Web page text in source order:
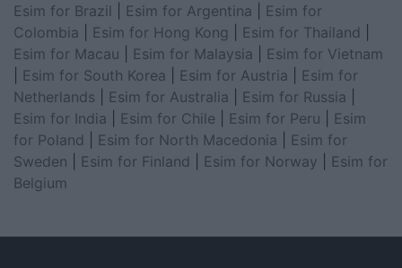
Esim for Brazil
Esim for Argentina
Esim for
Colombia
Esim for Hong Kong Esim for Thailand
Esim for Macau
Esim for Malaysia
Esim for Vietnam
Esim for South Korea Esim for Austria
Esim for
Netherlands
Esim for Australia Esim for Russia
Esim for India
Esim for Chile Esim for Peru
Esim
for Poland
Esim for North Macedonia
Esim for
Sweden
Esim for Finland Esim for Norway
Esim for
Belgium